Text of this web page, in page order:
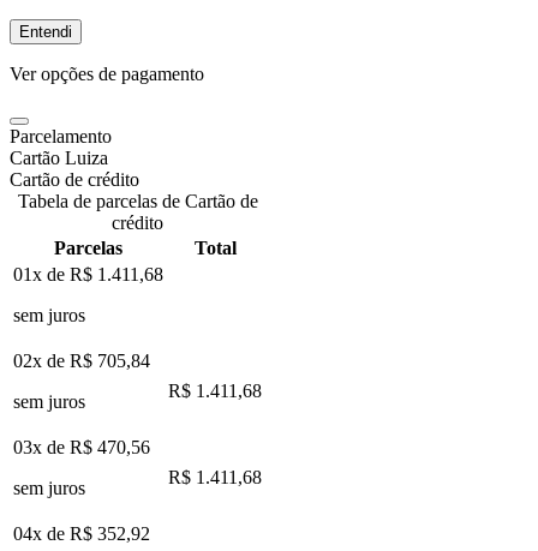
Entendi
Ver opções de pagamento
Parcelamento
Cartão Luiza
Cartão de crédito
Tabela de parcelas de Cartão de
crédito
Parcelas
Total
01x de R$ 1.411,68
sem juros
02x de R$ 705,84
sem juros
R$ 1.411,68
03x de R$ 470,56
sem juros
R$ 1.411,68
04x de R$ 352,92